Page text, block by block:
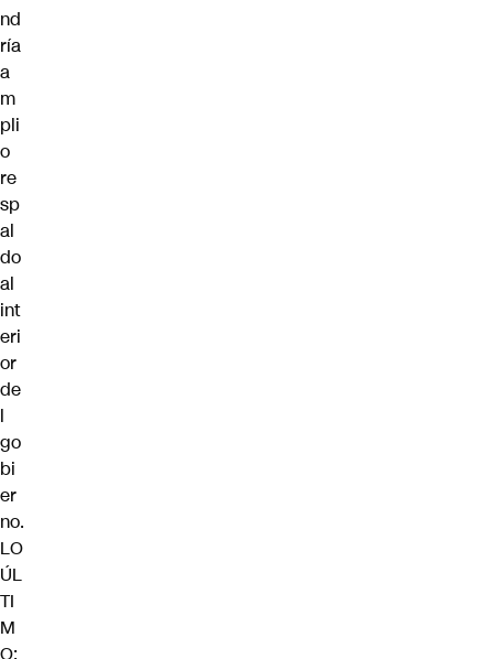
nd
ría
a
m
pli
o
re
sp
al
do
al
int
eri
or
de
l
go
bi
er
no.
LO
ÚL
TI
M
O: